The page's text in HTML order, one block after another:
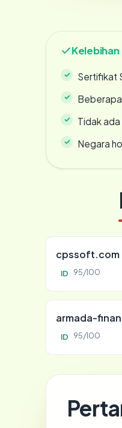
Kelebihan
Sertifikat
Tidak
Negara
cpssoft.com
ID 95/100
armada-
ID 95/100